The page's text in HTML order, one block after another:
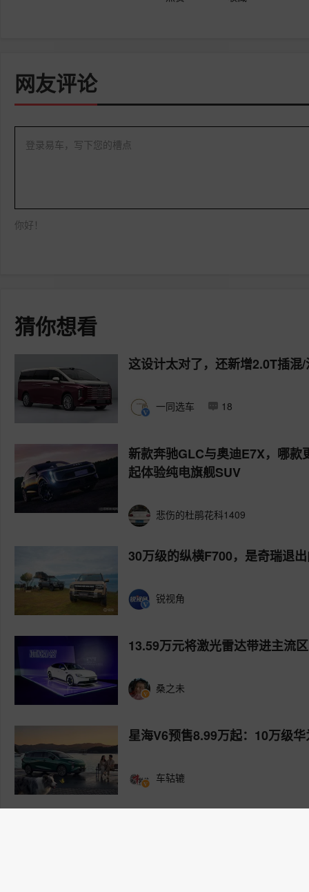
网友评论
登录易车，写下您的槽点
你好！
猜你想看
这设计太对了，还新增2.0T插混
一同选车 18
新款奔驰GLC与奥迪E7X，哪
起体验纯电旗舰SUV
悲伤的杜鹃花科1409
30万级的纵横F700，是奇瑞退
锐视角
13.59万元将激光雷达带进主流
桑之未
星海V6预售8.99万起：10万级
车轱辘